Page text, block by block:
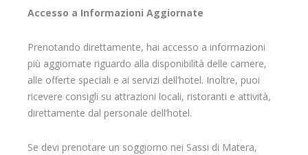
Accesso a Informazioni Aggiornate
Prenotando direttamente, hai accesso a informazioni
più aggiornate riguardo alla disponibilità delle camere,
alle offerte speciali e ai servizi dell’hotel. Inoltre, puoi
ricevere consigli su attrazioni locali, ristoranti e attività,
direttamente dal personale dell’hotel.
Se devi prenotare un soggiorno nei Sassi di Matera,